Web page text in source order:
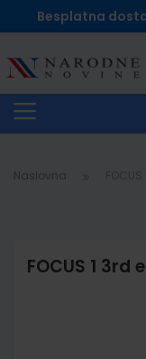
Besplatna
Naslovna
FOCUS 1